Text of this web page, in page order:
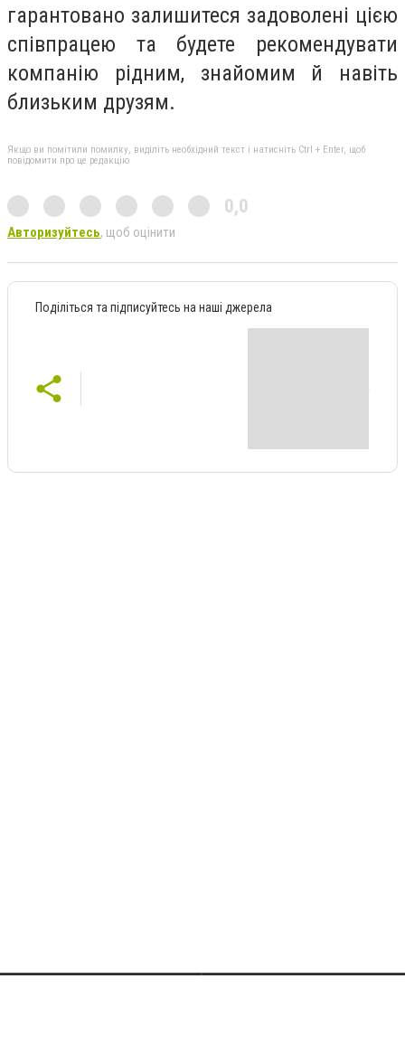
гарантовано залишитеся задоволені цією
співпрацею та будете рекомендувати
компанію рідним, знайомим й навіть
близьким друзям.
Якщо ви помітили помилку, виділіть необхідний текст і натисніть Ctrl + Enter, щоб
повідомити про це редакцію
0,0
Авторизуйтесь, щоб оцінити
Поділіться та підписуйтесь на наші джерела